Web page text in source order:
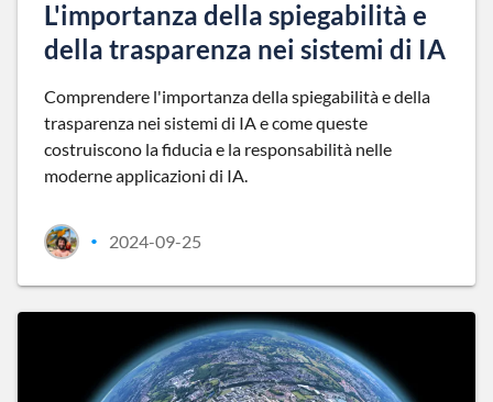
L'importanza della spiegabilità e
della trasparenza nei sistemi di IA
Comprendere l'importanza della spiegabilità e della
trasparenza nei sistemi di IA e come queste
costruiscono la fiducia e la responsabilità nelle
moderne applicazioni di IA.
• 2024-09-25